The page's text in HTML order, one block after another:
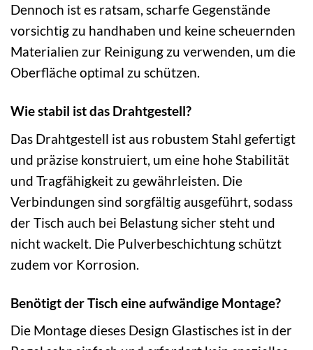
Dennoch ist es ratsam, scharfe Gegenstände
vorsichtig zu handhaben und keine scheuernden
Materialien zur Reinigung zu verwenden, um die
Oberfläche optimal zu schützen.
Wie stabil ist das Drahtgestell?
Das Drahtgestell ist aus robustem Stahl gefertigt
und präzise konstruiert, um eine hohe Stabilität
und Tragfähigkeit zu gewährleisten. Die
Verbindungen sind sorgfältig ausgeführt, sodass
der Tisch auch bei Belastung sicher steht und
nicht wackelt. Die Pulverbeschichtung schützt
zudem vor Korrosion.
Benötigt der Tisch eine aufwändige Montage?
Die Montage dieses Design Glastisches ist in der